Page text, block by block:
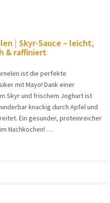
| Skyr-Sauce – leicht,
& raffiniert
ist die perfekte
mit Mayo! Dank einer
Skyr und frischem Joghurt ist
knackig durch Apfel und
Ein gesunder, proteinreicher
Nachkochen! …